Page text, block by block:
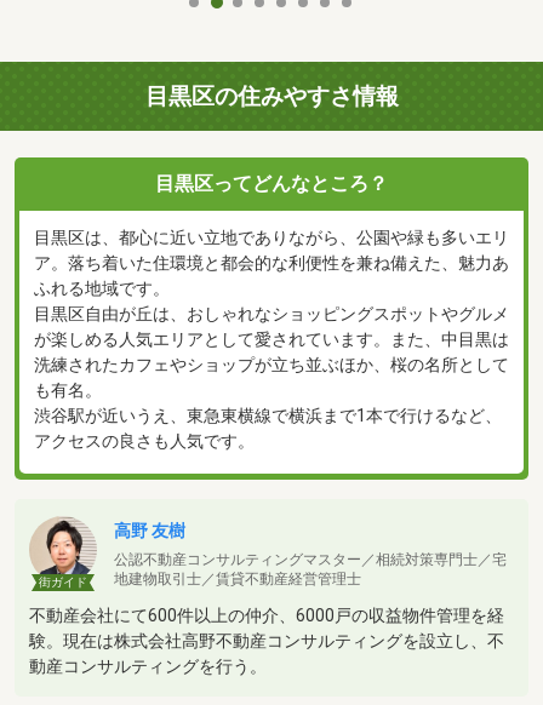
目黒区の住みやすさ情報
目黒区ってどんなところ？
目黒区は、都心に近い立地でありながら、公園や緑も多いエリ
ア。落ち着いた住環境と都会的な利便性を兼ね備えた、魅力あ
ふれる地域です。
目黒区自由が丘は、おしゃれなショッピングスポットやグルメ
が楽しめる人気エリアとして愛されています。また、中目黒は
洗練されたカフェやショップが立ち並ぶほか、桜の名所として
も有名。
渋谷駅が近いうえ、東急東横線で横浜まで1本で行けるなど、
アクセスの良さも人気です。
街ガイド
高野 友樹
公認不動産コンサルティングマスター／相続対策専門士／宅
地建物取引士／賃貸不動産経営管理士
不動産会社にて600件以上の仲介、6000戸の収益物件管理を経
験。現在は株式会社高野不動産コンサルティングを設立し、不
動産コンサルティングを行う。